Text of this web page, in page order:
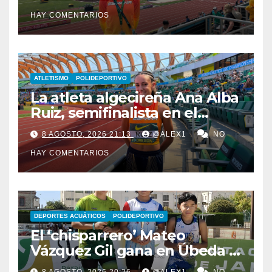
en el Campeonato del
Mundo Sub-20
HAY COMENTARIOS
ATLETISMO POLIDEPORTIVO
La atleta algecireña Ana Alba
Ruiz, semifinalista en el
Mundial Sub-20 con el relevo
4×400 femenino
8 AGOSTO, 2026 21:13 @ALEX1 NO
HAY COMENTARIOS
DEPORTES ACUÁTICOS POLIDEPORTIVO
El ‘chisparrero’ Mateo
Vázquez Gil gana en Úbeda y
se proclama subcampeón de